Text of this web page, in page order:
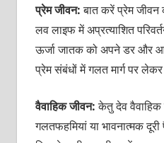
प्रेम जीवन:बात करें प्रेम जीवन
लव लाइफ में अप्रत्याशित
ऊर्जा जातक को अपने डर और
प्रेम संबंधों में गलत मार्ग पर
वैवाहिक जीवन:केतु देव वैवाहिक
गलतफहमियां या भावनात्मक